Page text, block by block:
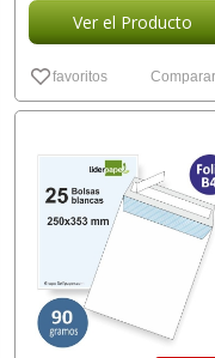
Ver el Producto
favoritos Comparar